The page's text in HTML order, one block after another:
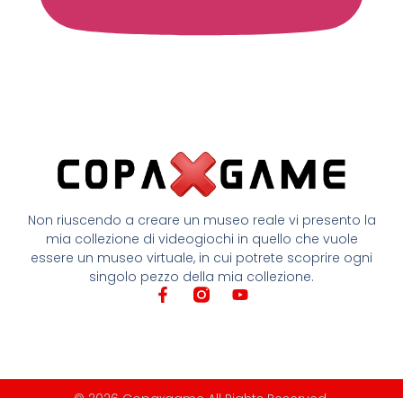
Non riuscendo a creare un museo reale vi presento la
mia collezione di videogiochi in quello che vuole
essere un museo virtuale, in cui potrete scoprire ogni
singolo pezzo della mia collezione.